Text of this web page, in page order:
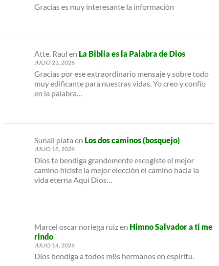
Gracias es muy interesante la información
Atte. Raul en La Biblia es la Palabra de Dios
JULIO 23, 2026
Gracias por ese extraordinario mensaje y sobre todo
muy edificante para nuestras vidas. Yo creo y confío
en la palabra…
Sunail plata en Los dos caminos (bosquejo)
JULIO 18, 2026
Dios te bendiga grandemente escogiste el mejor
camino hiciste la mejor elección el camino hacia la
vida eterna Aquí Dios…
Marcel oscar noriega ruizen Himno Salvador a ti me
rindo
JULIO 14, 2026
Dios bendiga a todos m8s hermanos en espíritu.